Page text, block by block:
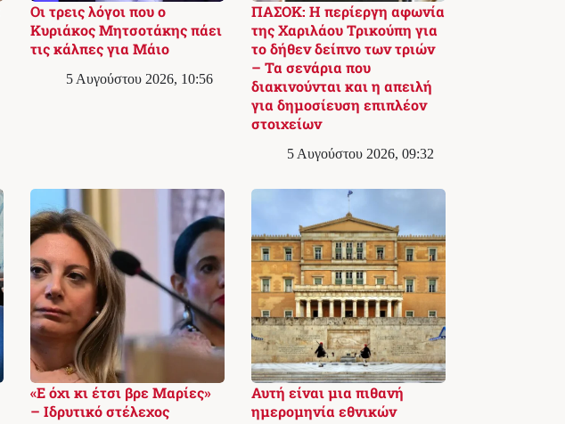
Οι τρεις λόγοι που ο
Κυριάκος Μητσοτάκης πάει
τις κάλπες για Μάιο
5 Αυγούστου 2026, 10:56
ΠΑΣΟΚ: Η περίεργη αφωνία
της Χαριλάου Τρικούπη για
το δήθεν δείπνο των τριών
– Τα σενάρια που
διακινούνται και η απειλή
για δημοσίευση επιπλέον
στοιχείων
5 Αυγούστου 2026, 09:32
«Ε όχι κι έτσι βρε Μαρίες»
– Ιδρυτικό στέλεχος
Αυτή είναι μια πιθανή
ημερομηνία εθνικών